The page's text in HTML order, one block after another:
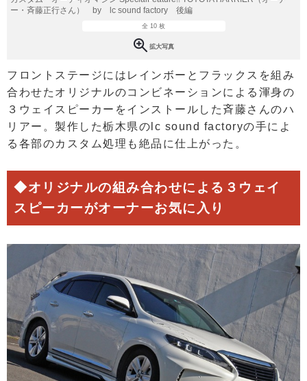
ー・斉藤正行さん） by lc sound factory 後編
全 10 枚
拡大写真
フロントステージにはレインボーとフラックスを組み
合わせたオリジナルのコンビネーションによる渾身の
３ウェイスピーカーをインストールした斉藤さんのハ
リアー。製作した栃木県のlc sound factoryの手によ
る各部のカスタム処理も絶品に仕上がった。
◆オリジナルの組み合わせによる３ウェイ
スピーカーがオーナーお気に入り